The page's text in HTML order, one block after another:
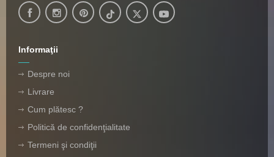
Informaţii
Despre noi
Livrare
Cum plătesc ?
Politică de confidenţialitate
Termeni şi condiţii